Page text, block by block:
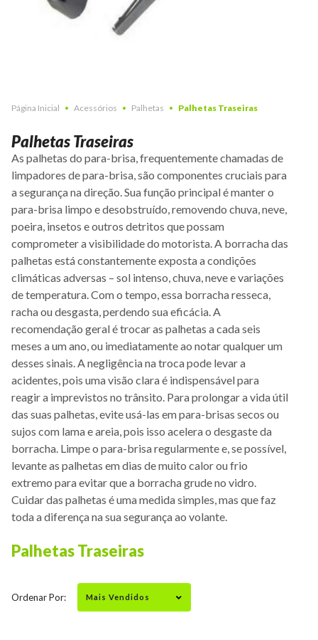
Página Inicial Acessórios Palhetas Palhetas Traseiras
Palhetas Traseiras
As palhetas do para-brisa, frequentemente chamadas de
limpadores de para-brisa, são componentes cruciais para
a segurança na direção. Sua função principal é manter o
para-brisa limpo e desobstruído, removendo chuva, neve,
poeira, insetos e outros detritos que possam
comprometer a visibilidade do motorista. A borracha das
palhetas está constantemente exposta a condições
climáticas adversas – sol intenso, chuva, neve e variações
de temperatura. Com o tempo, essa borracha resseca,
racha ou desgasta, perdendo sua eficácia. A
recomendação geral é trocar as palhetas a cada seis
meses a um ano, ou imediatamente ao notar qualquer um
desses sinais. A negligência na troca pode levar a
acidentes, pois uma visão clara é indispensável para
reagir a imprevistos no trânsito. Para prolongar a vida útil
das suas palhetas, evite usá-las em para-brisas secos ou
sujos com lama e areia, pois isso acelera o desgaste da
borracha. Limpe o para-brisa regularmente e, se possível,
levante as palhetas em dias de muito calor ou frio
extremo para evitar que a borracha grude no vidro.
Cuidar das palhetas é uma medida simples, mas que faz
toda a diferença na sua segurança ao volante.
Palhetas Traseiras
Ordenar Por: